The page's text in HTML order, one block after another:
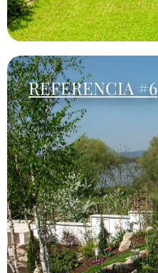
REFERENCIA #6